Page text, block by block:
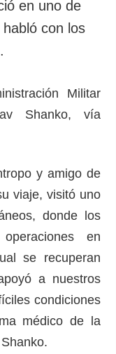
en uno de
con los
Militar
Shanko, vía
y amigo de
viaje, visitó uno
donde los
en
se recuperan
a nuestros
condiciones
médico de la